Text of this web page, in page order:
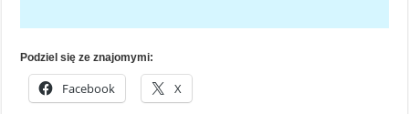
Podziel się ze znajomymi:
Facebook X